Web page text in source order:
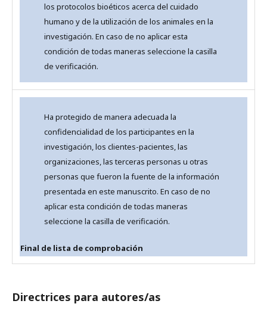
los protocolos bioéticos acerca del cuidado
humano y de la utilización de los animales en la
investigación. En caso de no aplicar esta
condición de todas maneras seleccione la casilla
de verificación.
Ha protegido de manera adecuada la
confidencialidad de los participantes en la
investigación, los clientes-pacientes, las
organizaciones, las terceras personas u otras
personas que fueron la fuente de la información
presentada en este manuscrito. En caso de no
aplicar esta condición de todas maneras
seleccione la casilla de verificación.
Final de lista de comprobación
Directrices para autores/as